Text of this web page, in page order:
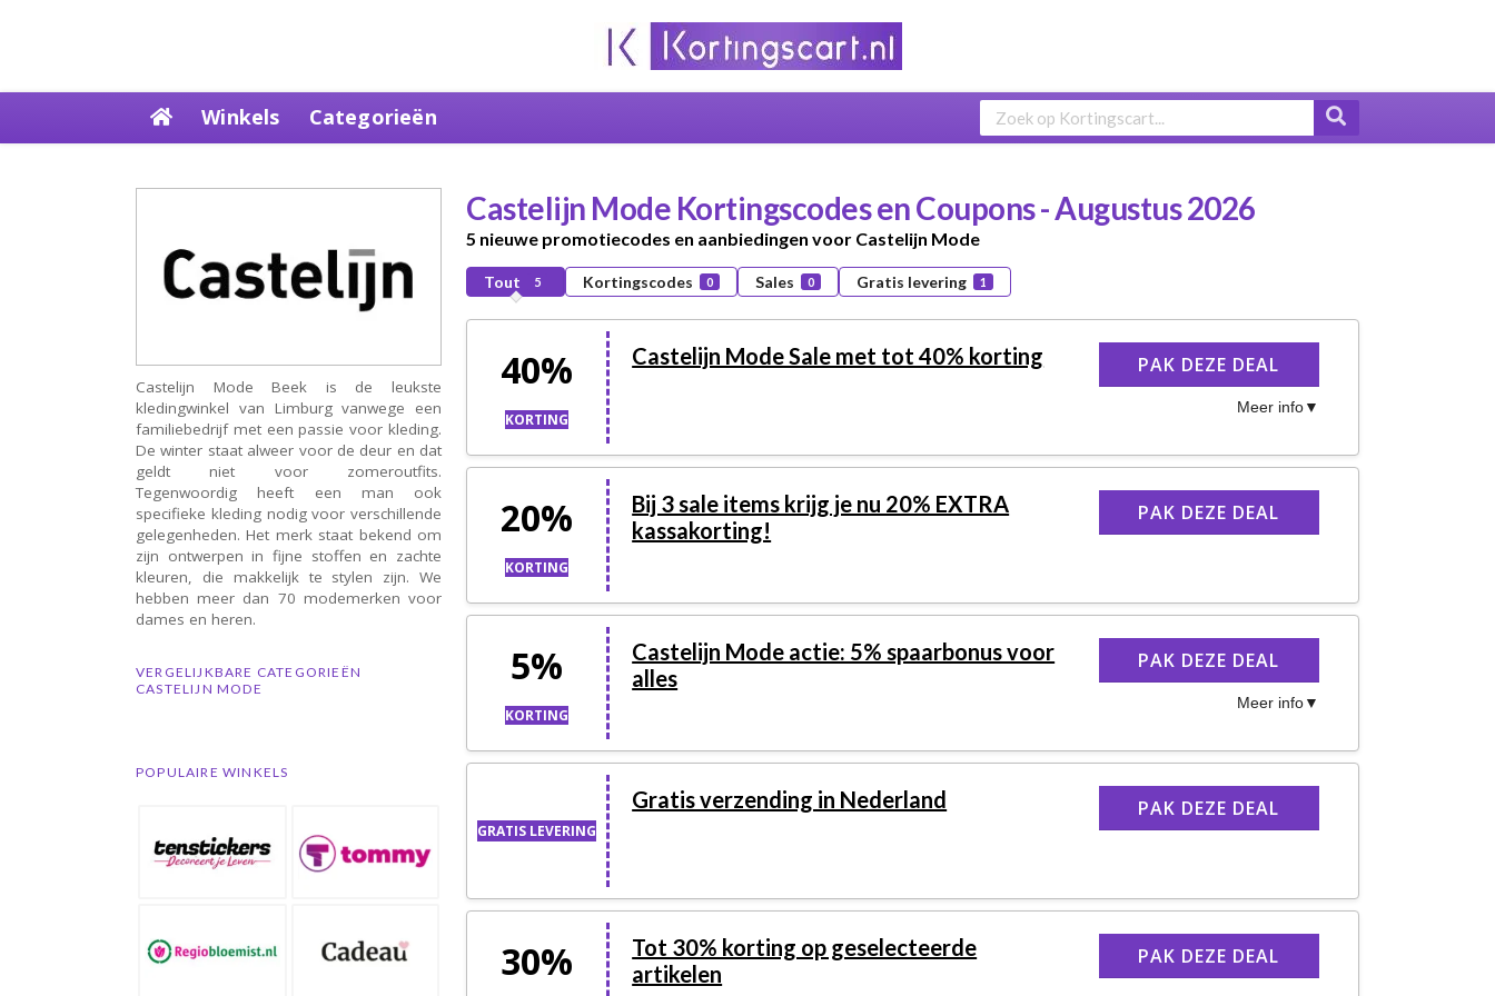
content
Winkels Categorieën
Castelijn Mode Kortingscodes en Coupons - Augustus 2026
5 nieuwe promotiecodes en aanbiedingen voor Castelijn Mode
Tout 5 Kortingscodes 0 Sales 0 Gratis levering 1
40%
KORTING
Castelijn Mode Sale met tot 40% korting PAK DEZE DEAL
Meer info
20%
KORTING
Bij 3 sale items krijg je nu 20% EXTRA
kassakorting!
PAK DEZE DEAL
5%
KORTING
Castelijn Mode actie: 5% spaarbonus voor
alles
PAK DEZE DEAL
Meer info
GRATIS LEVERING
Gratis verzending in Nederland PAK DEZE DEAL
30%
Tot 30% korting op geselecteerde
artikelen
PAK DEZE DEAL
Castelijn Mode Beek is de leukste
kledingwinkel van Limburg vanwege een
familiebedrijf met een passie voor kleding.
De winter staat alweer voor de deur en dat
geldt niet voor zomeroutfits.
Tegenwoordig heeft een man ook
specifieke kleding nodig voor verschillende
gelegenheden. Het merk staat bekend om
zijn ontwerpen in fijne stoffen en zachte
kleuren, die makkelijk te stylen zijn. We
hebben meer dan 70 modemerken voor
dames en heren.
VERGELIJKBARE CATEGORIEËN
CASTELIJN MODE
POPULAIRE WINKELS